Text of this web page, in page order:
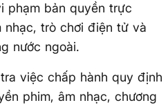
phạm bản quyền trực
trò chơi điện tử và
nước ngoài.
việc chấp hành quy định
phim, âm nhạc, chương